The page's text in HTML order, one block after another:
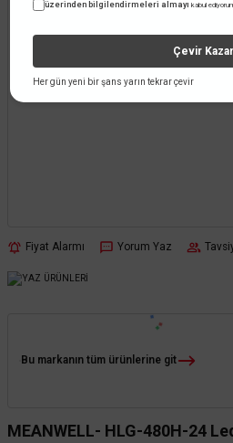
Fiyat Alarmı Yorum Yaz
Bu markanın tüm ürünlerine git
MEANWELL- HLG-480H-24
üzerinden bilgilendirmeleri almayı kabul
Çevir
Her gün yeni bir şans yarın tekrar çevir